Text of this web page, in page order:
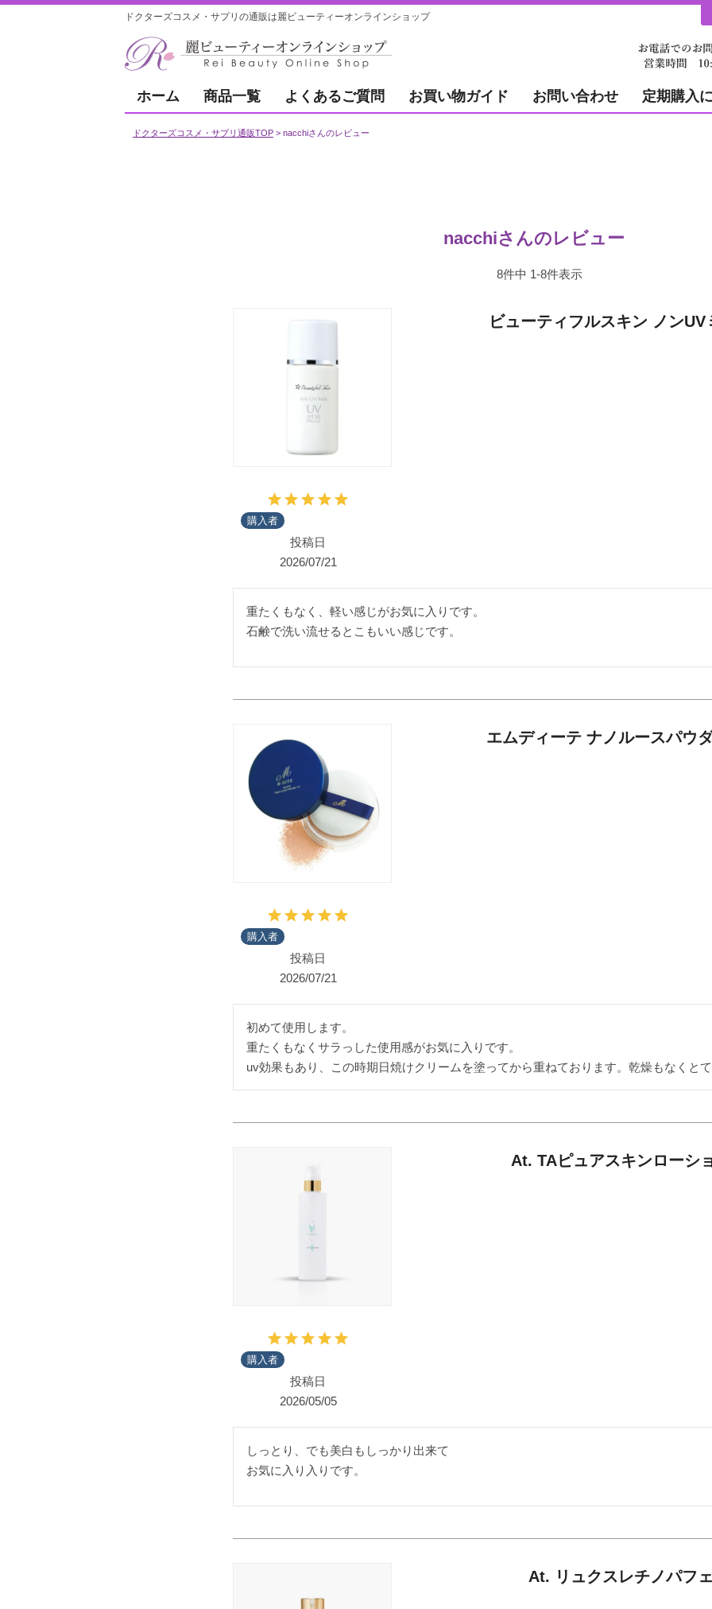
ドクターズコスメ・サプリの通販は麗ビューティーオンラインショップ
ホーム 商品一覧 よくあるご質問 お買い物ガイド お問い合わせ 定期購入
ドクターズコスメ・サプリ通販TOP nacchiさんのレビュー
nacchiさんのレビュー
8件中 1-8件表示
ビューティフルスキン ノンUV
購入者
投稿日
2026/07/21
重たくもなく、軽い感じがお気に入りです。
エムディーテ ナノルースパウ
購入者
投稿日
2026/07/21
初めて使用します。
重たくもなくサラっした使用感がお気に入りです。
uv効果もあり、この時期日焼けクリームを塗ってから重ねております。乾燥もなくと
At. TAピュアスキンローシ
購入者
投稿日
2026/05/05
しっとり、でも美白もしっかり出来て
お気に入り入りです。
At. リュクスレチノパフ